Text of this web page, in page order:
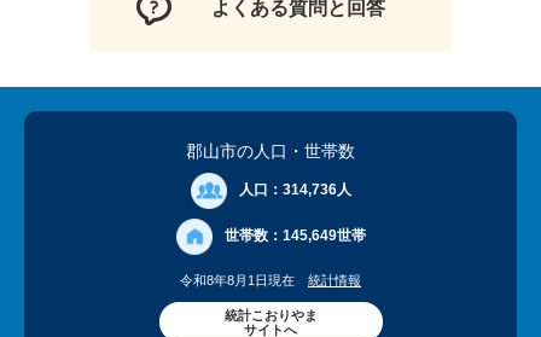
よくある質問と回答
郡山市の人口 ・世帯数
人口： 314,736人
世帯数： 145,649世帯
令和8年8月1日現在 統計情報
統計こおりやま
サイトへ